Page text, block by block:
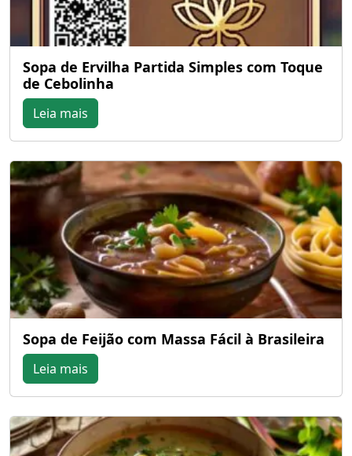
Sopa de Ervilha Partida Simples com Toque
de Cebolinha
Leia mais
Sopa de Feijão com Massa Fácil à Brasileira
Leia mais